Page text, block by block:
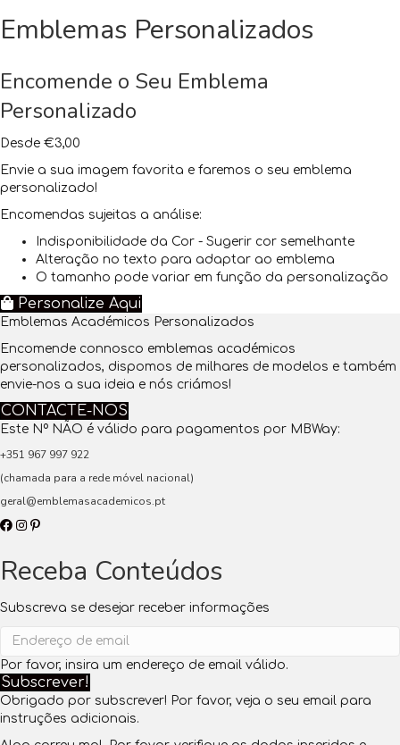
Emblemas Personalizados
Encomende o Seu Emblema
Personalizado
Desde €3,00
Envie a sua imagem favorita e faremos o seu emblema
personalizado!
Encomendas sujeitas a análise:
Indisponibilidade da Cor - Sugerir cor semelhante
Alteração no texto para adaptar ao emblema
O tamanho pode variar em função da personalização
Personalize Aqui
Emblemas Académicos Personalizados
Encomende connosco emblemas académicos
personalizados, dispomos de milhares de modelos e também
envie-nos a sua ideia e nós criámos!
CONTACTE-NOS
Este Nº NÃO é válido para pagamentos por MBWay:
+351 967 997 922
(chamada para a rede móvel nacional)
geral@emblemasacademicos.pt
Receba Conteúdos
Subscreva se desejar receber informações
Por favor, insira um endereço de email válido.
Subscrever!
Obrigado por subscrever! Por favor, veja o seu email para
instruções adicionais.